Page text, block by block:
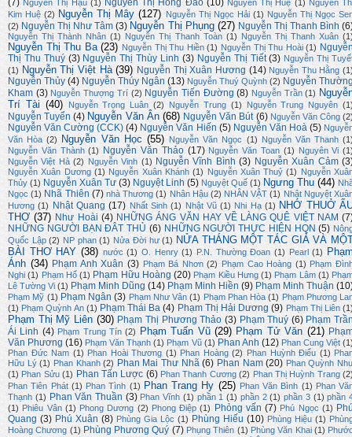
(7) Nguyễn Thị Hậu (1) Nguyễn Thị Hồng Đào (10) Nguyễn Thị Huệ (1) Nguyễn
Kim Huệ (2) Nguyễn Thị Mây (127) Nguyễn Thị Ngọc Hải (1) Nguyễn Thị Ngọc
(2) Nguyễn Thị Như Tâm (3) Nguyễn Thị Phụng (27) Nguyễn Thị Thanh Bình
Nguyễn Thị Thành Nhân (1) Nguyễn Thị Thanh Toàn (1) Nguyễn Thị Thanh Xuân
Nguyễn Thị Thu Ba (23) Nguyễn Thị Thu Hiền (1) Nguyễn Thị Thu Hoài (1)
Thị Thu Thuý (3) Nguyễn Thị Thùy Linh (3) Nguyễn Thị Tiết (3) Nguyễn Thị
(1) Nguyễn Thị Việt Hà (39) Nguyễn Thị Xuân Hương (14) Nguyễn Thu Hằng
Nguyễn Thủy (4) Nguyễn Thúy Ngân (13) Nguyễn Thuý Quỳnh (2) Nguyễn
Kham (3) Nguyễn Thượng Trí (2) Nguyễn Tiến Đường (8) Nguyễn Trần (1)
Trí Tài (40) Nguyễn Trọng Luân (2) Nguyễn Trung (1) Nguyễn Trung Nguyên
Nguyễn Tuyển (4) Nguyễn Văn Ân (68) Nguyễn Văn Bút (6) Nguyễn Văn Công
Nguyễn Văn Cường (CCK) (4) Nguyễn Văn Hiến (5) Nguyễn Văn Hoà (5)
Văn Hòa (2) Nguyễn Văn Học (55) Nguyễn Văn Ngọc (1) Nguyễn Văn Thanh
Nguyễn Văn Thành (1) Nguyễn Văn Thảo (17) Nguyễn Văn Toan (1) Nguyên Vi
Nguyễn Việt Hà (2) Nguyễn Vinh (1) Nguyễn Vĩnh Bình (3) Nguyễn Xuân Cảm
Nguyễn Xuân Dương (1) Nguyễn Xuân Khánh (1) Nguyễn Xuân Thuỷ (1) Nguyễn
Thủy (1) Nguyễn Xuân Tư (3) Nguyệt Linh (5) Nguyệt Quế (1) Ngưng Thu (44)
Ngọc (1) Nhã Thiên (7) nhà Thương (1) Nhân Hậu (2) NHÂN VẬT (1) Nhật Nguyệt
Hương (1) Nhật Quang (17) Nhất Sinh (1) Nhật Vũ (1) Nhi Hạ (1) NHỚ THUỞ
THƠ (37) Như Hoài (4) NHỮNG ÁNG VĂN HAY VỀ LÀNG QUÊ VIỆT NAM
NHỮNG NGƯỜI BẠN ĐÂT THỦ (6) NHỮNG NGƯỜI THỰC HIỆN HQN (5)
Quốc Lập (2) NP phan (1) Nửa Đời hư (1) NỬA THÁNG MỘT TÁC GIẢ VÀ
BÀI THƠ HAY (38) nước (1) O. Henry (1) P.N. Thường Đoan (1) Pearl (1)
Ánh (34) Phạm Anh Xuân (3) Phạm Bá Nhơn (2) Phạm Cao Hoàng (1) Phạm
Nghi (1) Phạm Hổ (1) Phạm Hữu Hoàng (20) Phạm Kiều Hưng (1) Phạm Lâm (1)
Lê Tường Vi (1) Phạm Minh Dũng (14) Phạm Minh Hiền (9) Phạm Minh Thuận
Phạm Mỹ (1) Phạm Ngân (3) Phạm Như Vân (1) Phạm Phan Hòa (1) Phạm Phương
(1) Phạm Quỳnh An (1) Phạm Thái Ba (4) Phạm Thị Hải Dương (9) Phạm Thị Liên
Phạm Thị Mỹ Liên (30) Phạm Thị Phương Thảo (3) Phạm Thuý (6) Phạm
Ái Linh (4) Phạm Trung Tín (2) Phạm Tuấn Vũ (29) Phạm Tử Văn (21)
Văn Phương (16) Phạm Văn Thạnh (1) Phạm Vũ (1) Phan Anh (12) Phan Cung Việt
Phan Đức Nam (1) Phan Hoài Thương (1) Phan Hoàng (2) Phan Huỳnh Điểu (1)
Hữu Lý (1) Phan Khanh (2) Phan Mai Thư Nhã (6) Phan Nam (20) Phan Quỳnh
(1) Phan Sửu (1) Phan Tấn Lược (6) Phan Thanh Cương (2) Phan Thị Huỳnh Trang
Phan Tiên Phát (1) Phan Tình (1) Phan Trang Hy (25) Phan Văn Bình (1) Phan
Thạnh (1) Phan Văn Thuần (3) Phan Vĩnh (1) phần 1 (1) phần 2 (1) phần 3 (1) phần
(1) Phiêu Vân (1) Phong Dương (2) Phong Điệp (1) Phỏng vấn (7) Phú Ngọc (1)
Quang (3) Phú Xuân (8) Phùng Gia Lộc (1) Phùng Hiếu (10) Phùng Hiệu (1)
Hoàng Chương (1) Phùng Phương Quý (7) Phụng Thiên (1) Phùng Văn Khai (1)